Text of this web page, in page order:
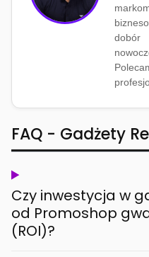
dobór
FAQ - Gadżety
Czy inwestycja w
od Promoshop
(ROI)?